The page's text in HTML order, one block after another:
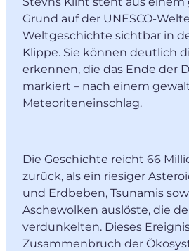
Grund auf der UNESCO-
Weltgeschichte sichtbar in
Klippe. Sie können deutlich
erkennen, die das Ende der
markiert – nach einem
Meteoriteneinschlag.
Die Geschichte reicht 66
zurück, als ein riesiger
und Erdbeben, Tsunamis
Aschewolken auslöste, die
verdunkelten. Dieses
Zusammenbruch der